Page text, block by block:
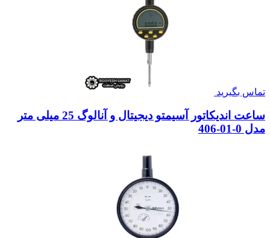
تماس بگیرید
ساعت اندیکاتور آسیمتو دیجیتال و آنالوگ 25 میلی متر
مدل 0-01-406